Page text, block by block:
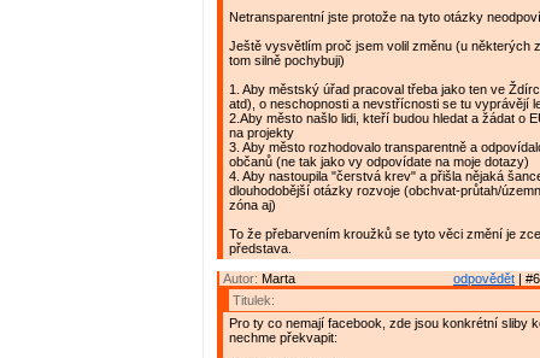
Netransparentní jste protože na tyto otázky
Ještě vysvětlím proč jsem volil změnu (u některých
tom silně pochybuji)
1. Aby městský úřad pracoval třeba jako ten ve
atd), o neschopnosti a nevstřícnosti se tu vyprávějí
2.Aby město našlo lidi, kteří budou hledat a žádat o
na projekty
3. Aby město rozhodovalo transparentně a
občanů (ne tak jako vy odpovídate na moje dotazy)
4. Aby nastoupila "čerstvá krev" a přišla nějaká
dlouhodobější otázky rozvoje (obchvat-průtah/
zóna aj)
To že přebarvením kroužků se tyto věci změní je
představa.
odpovědět |
Autor: Marta
Titulek:
Pro ty co nemají facebook, zde jsou konkrétní sliby
nechme překvapit: